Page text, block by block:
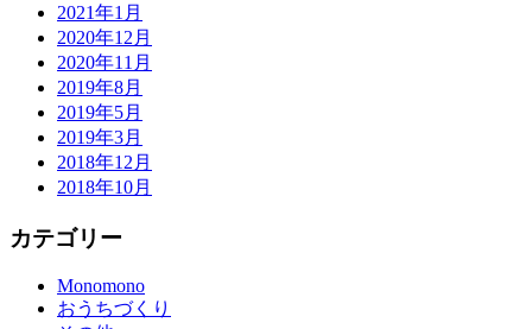
2021年1月
2020年12月
2020年11月
2019年8月
2019年5月
2019年3月
2018年12月
2018年10月
カテゴリー
Monomono
おうちづくり